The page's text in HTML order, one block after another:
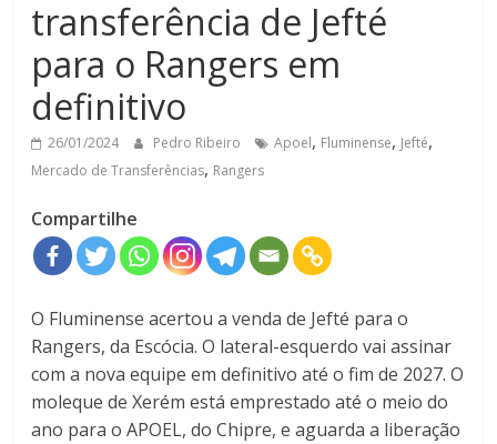
transferência de Jefté
para o Rangers em
definitivo
26/01/2024 Pedro Ribeiro Apoel, Fluminense, Jefté,
Mercado de Transferências, Rangers
Compartilhe
O Fluminense acertou a venda de Jefté para o
Rangers, da Escócia. O lateral-esquerdo vai assinar
com a nova equipe em definitivo até o fim de 2027. O
moleque de Xerém está emprestado até o meio do
ano para o APOEL, do Chipre, e aguarda a liberação